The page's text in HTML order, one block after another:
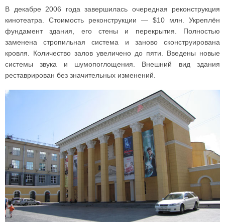
В декабре 2006 года завершилась очередная реконструкция
кинотеатра. Стоимость реконструкции — $10 млн. Укреплён
фундамент здания, его стены и перекрытия. Полностью
заменена стропильная система и заново сконструирована
кровля. Количество залов увеличено до пяти. Введены новые
системы звука и шумопоглощения. Внешний вид здания
реставрирован без значительных изменений.